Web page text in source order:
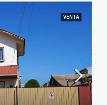
VENTA